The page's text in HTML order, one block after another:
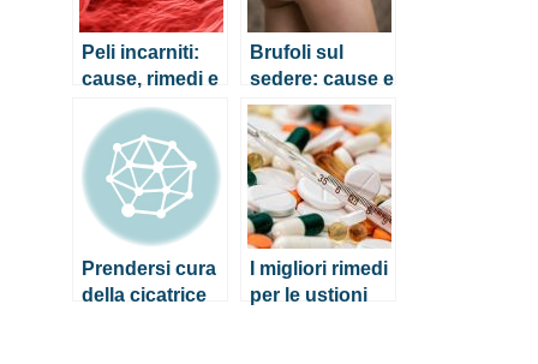
Peli incarniti:
cause, rimedi e
prevenzione
Brufoli sul
sedere: cause e
rimedi
Prendersi cura
della cicatrice
I migliori rimedi
per le ustioni